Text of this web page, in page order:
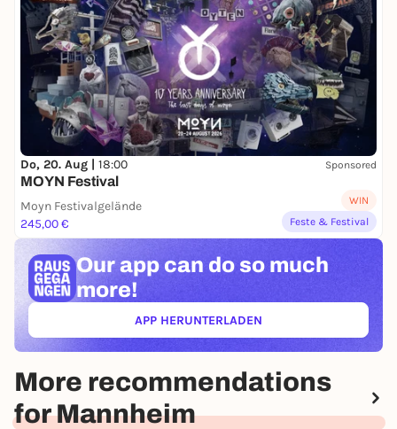
Do, 20. Aug | 18:00 Sponsored
MOYN Festival
Moyn Festivalgelände
245,00 €
WIN
Feste & Festival
Our app can do so much
more!
APP HERUNTERLADEN(ÖFFNET IN NEUEM TAB)
More recommendations
for Mannheim